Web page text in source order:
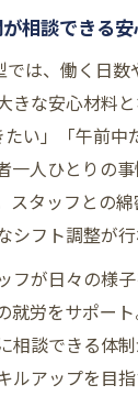
相談できる
は、働く日
きな安心材料
たい」「午前
一人ひとりの
スタッフとの
シフト調整が行
フが日々の様
就労をサポー
相談できる体
ルアップを目